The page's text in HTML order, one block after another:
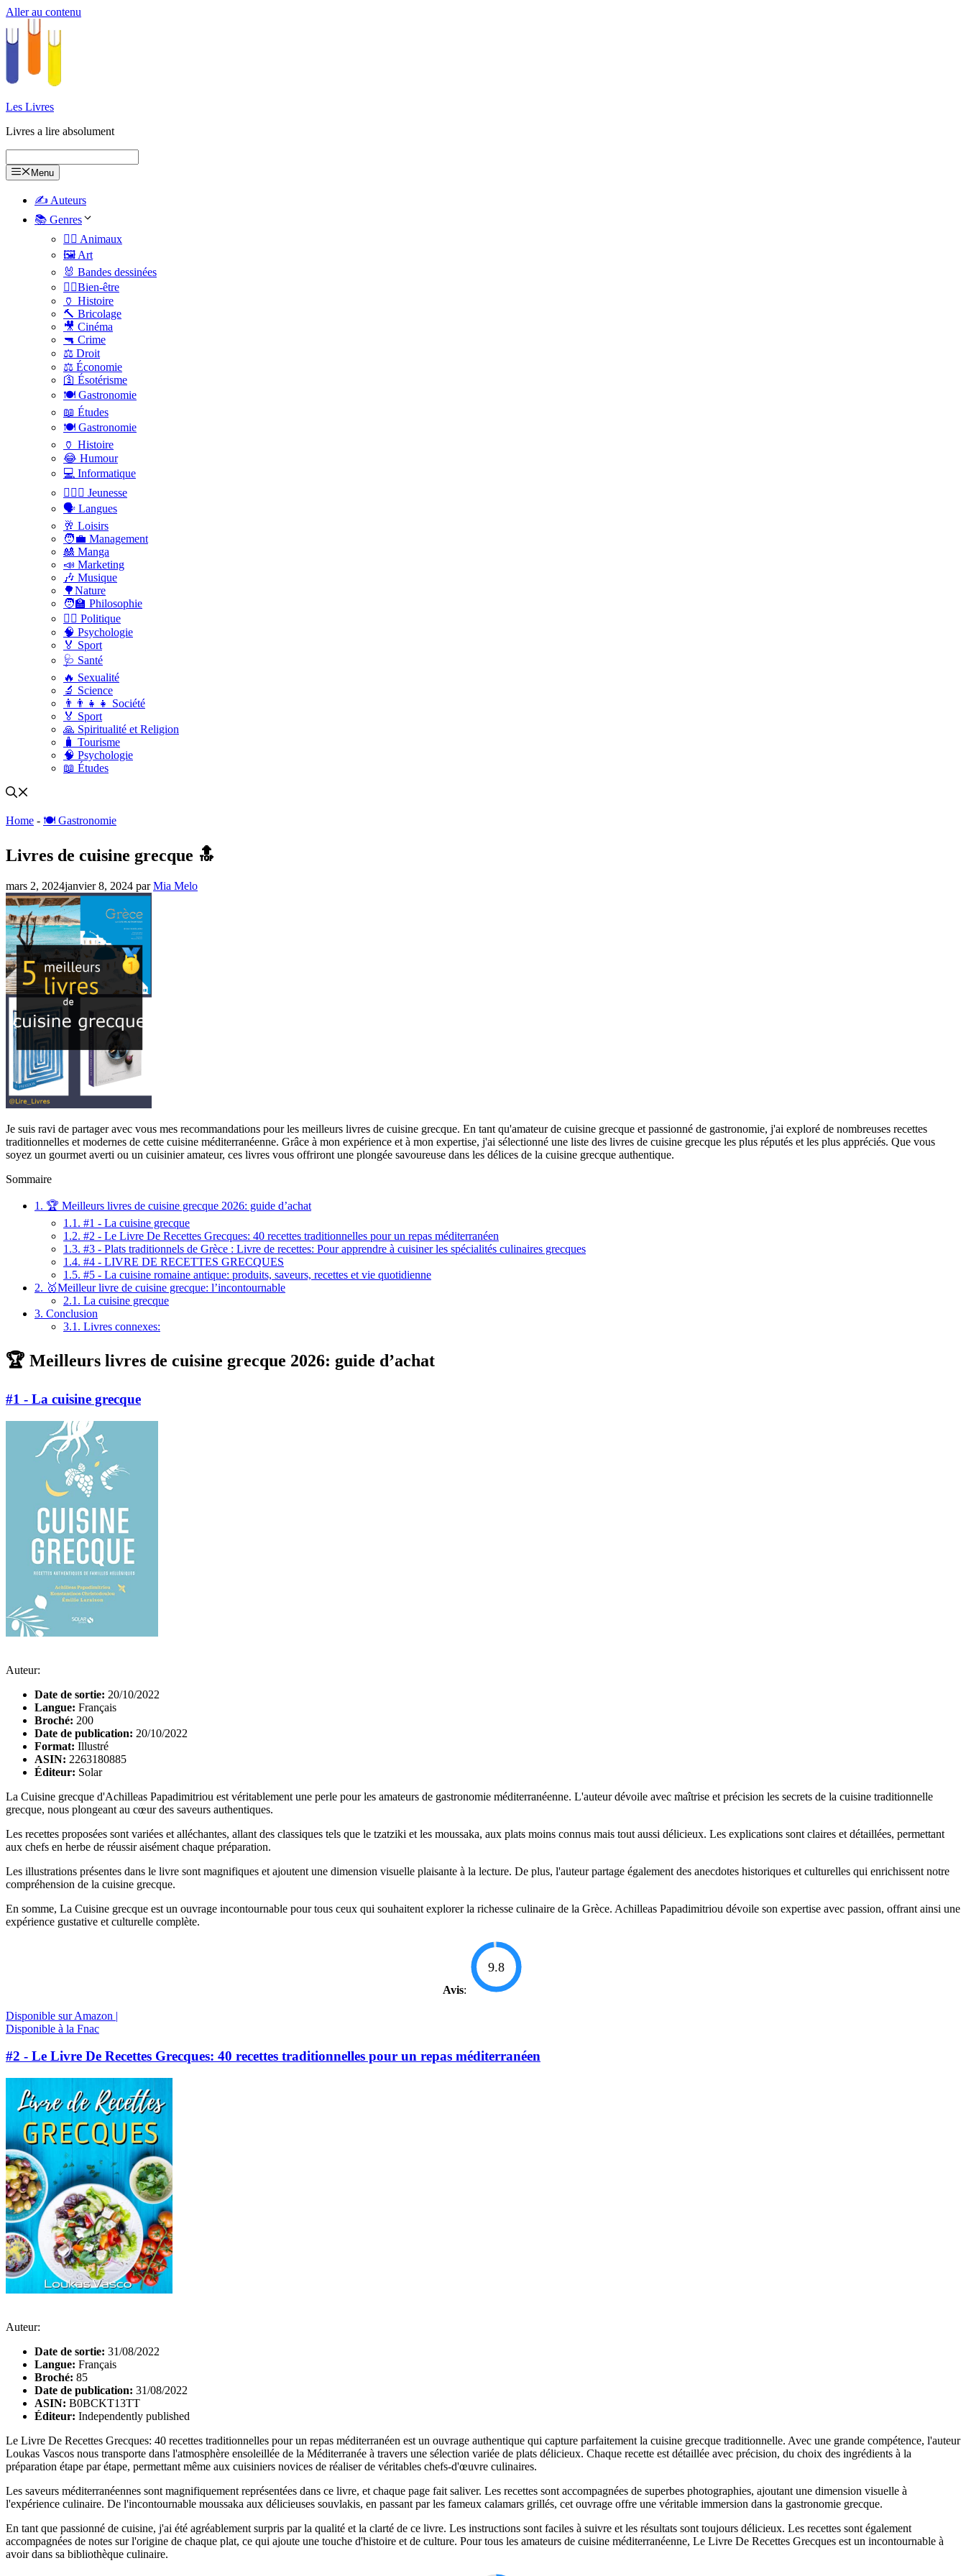
Aller au contenu
Les Livres
Livres a lire absolument
Menu
✍️ Auteurs
📚 Genres
🐕‍🦺 Animaux
🖼️ Art
🐰 Bandes dessinées
🧑‍⚕️Bien-être
🏺 Histoire
🔨 Bricolage
🎥 Cinéma
🔫 Crime
⚖️ Droit
⚖️ Économie
🛐 Ésotérisme
🍽️ Gastronomie
📖 Études
🍽️ Gastronomie
🏺 Histoire
😂 Humour
💻 Informatique
🤸🏽‍♀️ Jeunesse
🗣 Langues
🥂 Loisirs
🧑‍💼 Management
🎎 Manga
📣 Marketing
🎶 Musique
🌳Nature
🧑‍🏫 Philosophie
👨‍⚖️ Politique
🧠 Psychologie
🏅 Sport
🩺 Santé
🔥 Sexualité
🔬 Science
👨‍👨‍👧‍👧 Société
🏅 Sport
🙏 Spiritualité et Religion
🧳 Tourisme
🧠 Psychologie
📖 Études
Home - 🍽️ Gastronomie
Livres de cuisine grecque 🔝
mars 2, 2024janvier 8, 2024 parMia Melo
Je suis ravi de partager avec vous mes recommandations pour les meilleurs livres de cuisine grecque. En tant qu'amateur de cuisine grecque et passionné de gastronomie, j'ai exploré de nombreuses recettes
traditionnelles et modernes de cette cuisine méditerranéenne. Grâce à mon expérience et à mon expertise, j'ai sélectionné une liste des livres de cuisine grecque les plus réputés et les plus appréciés. Que vous
soyez un gourmet averti ou un cuisinier amateur, ces livres vous offriront une plongée savoureuse dans les délices de la cuisine grecque authentique.
Sommaire
1. 🏆 Meilleurs livres de cuisine grecque 2026: guide d’achat
1.1. #1 - La cuisine grecque
1.2. #2 - Le Livre De Recettes Grecques: 40 recettes traditionnelles pour un repas méditerranéen
1.3. #3 - Plats traditionnels de Grèce : Livre de recettes: Pour apprendre à cuisiner les spécialités culinaires grecques
1.4. #4 - LIVRE DE RECETTES GRECQUES
1.5. #5 - La cuisine romaine antique: produits, saveurs, recettes et vie quotidienne
2. 🥇Meilleur livre de cuisine grecque: l’incontournable
2.1. La cuisine grecque
3. Conclusion
3.1. Livres connexes:
🏆 Meilleurs livres de cuisine grecque 2026: guide d’achat
#1 - La cuisine grecque
Auteur:
Date de sortie: 20/10/2022
Langue: Français
Broché: 200
Date de publication: 20/10/2022
Format: Illustré
ASIN: 2263180885
Éditeur: Solar
La Cuisine grecque d'Achilleas Papadimitriou est véritablement une perle pour les amateurs de gastronomie méditerranéenne. L'auteur dévoile avec maîtrise et précision les secrets de la cuisine traditionnelle
grecque, nous plongeant au cœur des saveurs authentiques.
Les recettes proposées sont variées et alléchantes, allant des classiques tels que le tzatziki et les moussaka, aux plats moins connus mais tout aussi délicieux. Les explications sont claires et détaillées, permettant
aux chefs en herbe de réussir aisément chaque préparation.
Les illustrations présentes dans le livre sont magnifiques et ajoutent une dimension visuelle plaisante à la lecture. De plus, l'auteur partage également des anecdotes historiques et culturelles qui enrichissent notre
compréhension de la cuisine grecque.
En somme, La Cuisine grecque est un ouvrage incontournable pour tous ceux qui souhaitent explorer la richesse culinaire de la Grèce. Achilleas Papadimitriou dévoile son expertise avec passion, offrant ainsi une
expérience gustative et culturelle complète.
Avis:
9.8
Disponible sur Amazon |
Disponible à la Fnac
#2 - Le Livre De Recettes Grecques: 40 recettes traditionnelles pour un repas méditerranéen
Auteur:
Date de sortie: 31/08/2022
Langue: Français
Broché: 85
Date de publication: 31/08/2022
ASIN: B0BCKT13TT
Éditeur: Independently published
Le Livre De Recettes Grecques: 40 recettes traditionnelles pour un repas méditerranéen est un ouvrage authentique qui capture parfaitement la cuisine grecque traditionnelle. Avec une grande compétence, l'auteur
Loukas Vascos nous transporte dans l'atmosphère ensoleillée de la Méditerranée à travers une sélection variée de plats délicieux. Chaque recette est détaillée avec précision, du choix des ingrédients à la
préparation étape par étape, permettant même aux cuisiniers novices de réaliser de véritables chefs-d'œuvre culinaires.
Les saveurs méditerranéennes sont magnifiquement représentées dans ce livre, et chaque page fait saliver. Les recettes sont accompagnées de superbes photographies, ajoutant une dimension visuelle à
l'expérience culinaire. De l'incontournable moussaka aux délicieuses souvlakis, en passant par les fameux calamars grillés, cet ouvrage offre une véritable immersion dans la gastronomie grecque.
En tant que passionné de cuisine, j'ai été agréablement surpris par la qualité et la clarté de ce livre. Les instructions sont faciles à suivre et les résultats sont toujours délicieux. Les recettes sont également
accompagnées de notes sur l'origine de chaque plat, ce qui ajoute une touche d'histoire et de culture. Pour tous les amateurs de cuisine méditerranéenne, Le Livre De Recettes Grecques est un incontournable à
avoir dans sa bibliothèque culinaire.